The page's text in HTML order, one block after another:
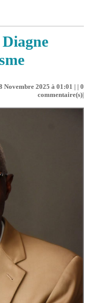
2025 à 01:01 | | 0
commentaire(s)|